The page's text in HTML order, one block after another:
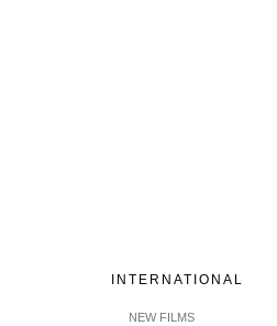
INTERNATIONAL
NEW FILMS